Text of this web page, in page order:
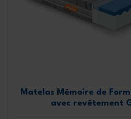
Matelas Mémoire de
avec revêtement